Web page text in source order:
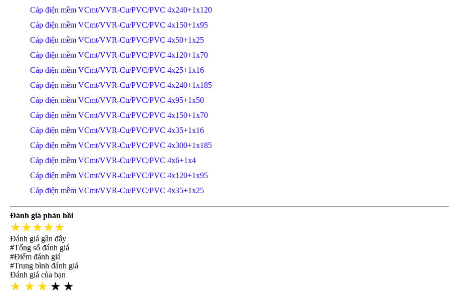
Cáp điện mềm VCmt/VVR-Cu/PVC/PVC 4x240+1x120
Cáp điện mềm VCmt/VVR-Cu/PVC/PVC 4x150+1x95
Cáp điện mềm VCmt/VVR-Cu/PVC/PVC 4x50+1x25
Cáp điện mềm VCmt/VVR-Cu/PVC/PVC 4x120+1x70
Cáp điện mềm VCmt/VVR-Cu/PVC/PVC 4x25+1x16
Cáp điện mềm VCmt/VVR-Cu/PVC/PVC 4x240+1x185
Cáp điện mềm VCmt/VVR-Cu/PVC/PVC 4x95+1x50
Cáp điện mềm VCmt/VVR-Cu/PVC/PVC 4x150+1x70
Cáp điện mềm VCmt/VVR-Cu/PVC/PVC 4x35+1x16
Cáp điện mềm VCmt/VVR-Cu/PVC/PVC 4x300+1x185
Cáp điện mềm VCmt/VVR-Cu/PVC/PVC 4x6+1x4
Cáp điện mềm VCmt/VVR-Cu/PVC/PVC 4x120+1x95
Cáp điện mềm VCmt/VVR-Cu/PVC/PVC 4x35+1x25
Đánh giá phản hồi
★★★★★
Đánh giá gần đây
#Tổng số đánh giá
#Điểm đánh giá
#Trung bình đánh giá
Đánh giá của bạn
★ ★ ★ ★ ★